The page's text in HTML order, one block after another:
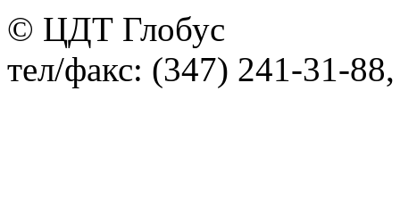
© ЦДТ Глобус
тел/факс: (347) 241-31-